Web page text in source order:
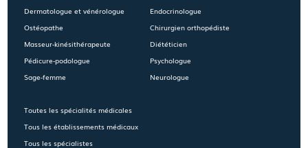
Dermatologue et vénérologue
Ostéopathe
Masseur-kinésithérapeute
Pédicure-podologue
Sage-femme
Toutes les spécialités médicales
Tous les établissements médicaux
Tous les spécialistes
Endocrinologue
Chirurgien orthopédiste
Diététicien
Psychologue
Neurologue